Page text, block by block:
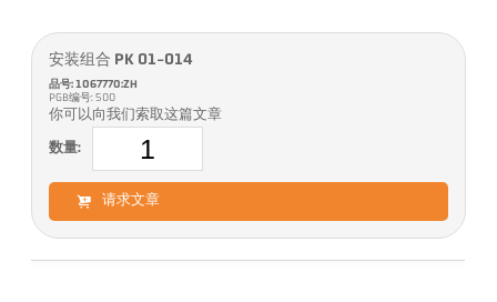
安装组合 PK 01-014
品号: 1067770:ZH
PGB编号: 500
你可以向我们索取这篇文章
数量:
请求文章